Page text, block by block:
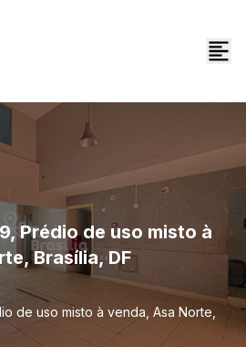
Prédio de uso misto à
Brasília, DF
de uso misto à venda, Asa Norte,